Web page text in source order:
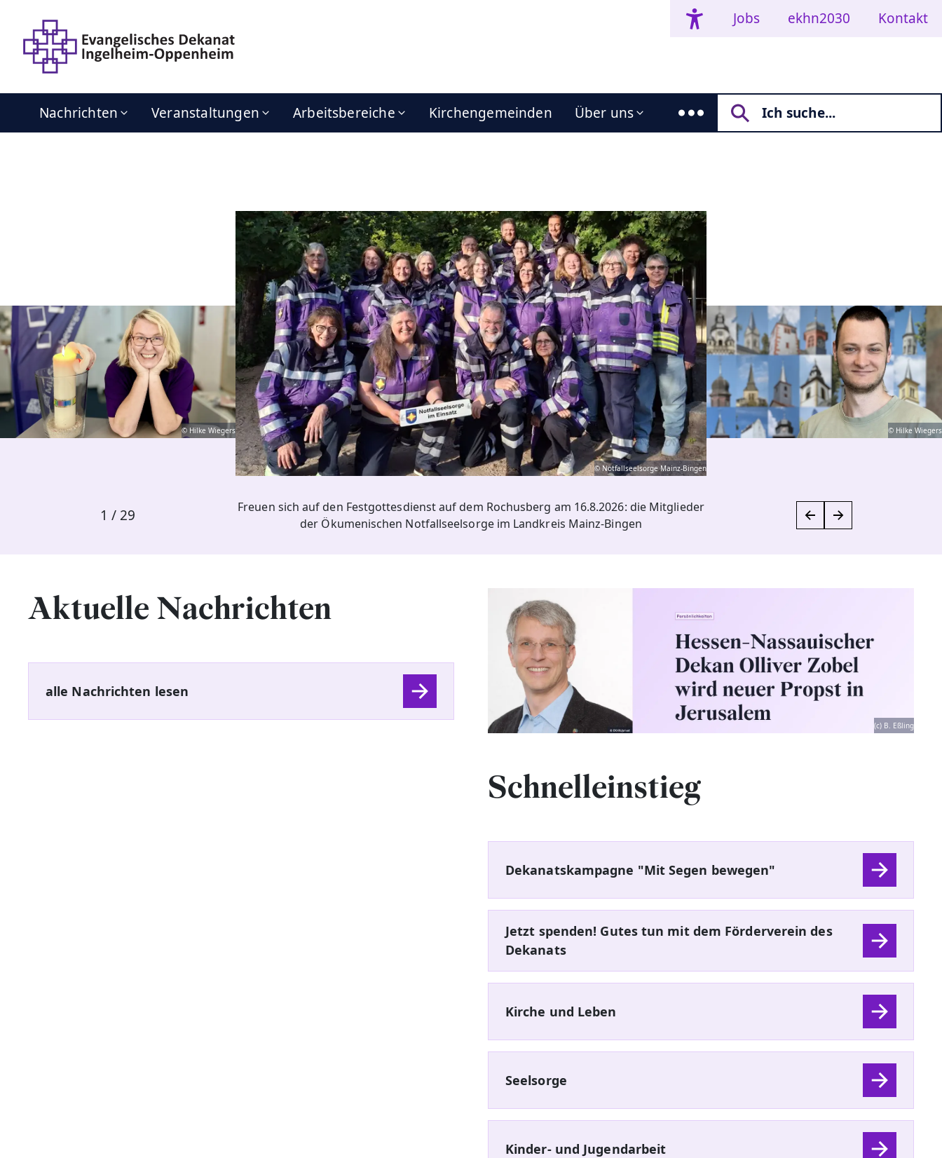
Jobs ekhn2030 Kontakt
Nachrichten Veranstaltungen Arbeitsbereiche Kirchengemeinden Über uns
© Hilke Wiegers
© Notfallseelsorge Mainz-Bingen
© Hilke Wiegers
1 / 29
Freuen sich auf den Festgottesdienst auf dem Rochusberg am 16.8.2026: die Mitglieder
der Ökumenischen Notfallseelsorge im Landkreis Mainz-Bingen
Aktuelle Nachrichten
alle Nachrichten lesen
(c) B. Eßling
Schnelleinstieg
Dekanatskampagne "Mit Segen bewegen"
Jetzt spenden! Gutes tun mit dem Förderverein des
Dekanats
Kirche und Leben
Seelsorge
Kinder- und Jugendarbeit